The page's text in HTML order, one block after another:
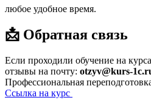
любое удобное время.
📩 Обратная связь
Если проходили обучение на
отзывы на почту: otzyv@kurs-
Профессиональная
Ссылка на курс